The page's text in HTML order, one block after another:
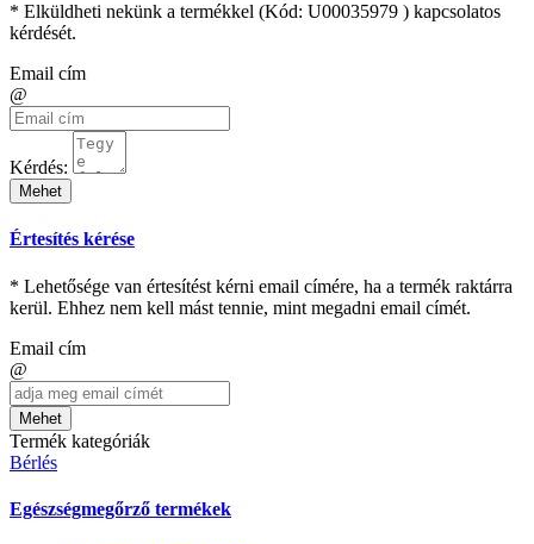
* Elküldheti nekünk a termékkel (Kód: U00035979 ) kapcsolatos
kérdését.
Email cím
@
Kérdés:
Mehet
Értesítés kérése
* Lehetősége van értesítést kérni email címére, ha a termék raktárra
kerül. Ehhez nem kell mást tennie, mint megadni email címét.
Email cím
@
Mehet
Termék kategóriák
Bérlés
Egészségmegőrző termékek